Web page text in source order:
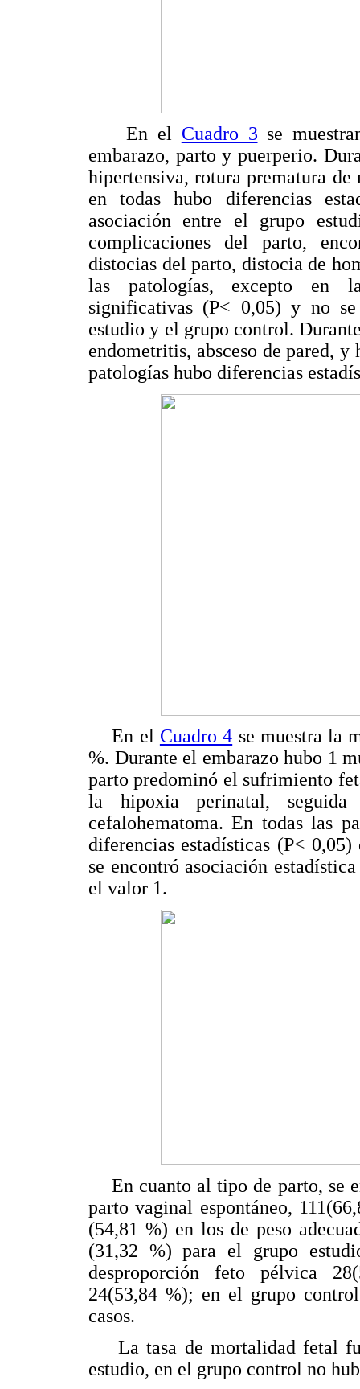
En el Cuadro 3 se
embarazo, parto y puerperio.
hipertensiva, rotura prematura de
en todas hubo diferencias
asociación entre el grupo
complicaciones del parto,
distocias del parto, distocia de
las patologías, excepto en
significativas (P< 0,05) y no
estudio y el grupo control.
endometritis, absceso de pared, y
patologías hubo diferencias
En el Cuadro 4 se muestra la
%. Durante el embarazo hubo 1
parto predominó el sufrimiento
la hipoxia perinatal,
cefalohematoma. En todas las
diferencias estadísticas (P<
se encontró asociación
el valor 1.
En cuanto al tipo de parto, se
parto vaginal espontáneo,
(54,81 %) en los de peso
(31,32 %) para el grupo
desproporción feto pélvica
24(53,84 %); en el grupo
casos.
La tasa de mortalidad fetal
estudio, en el grupo control no